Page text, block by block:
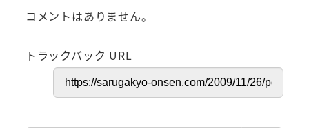
コメントはありません。
トラックバック URL